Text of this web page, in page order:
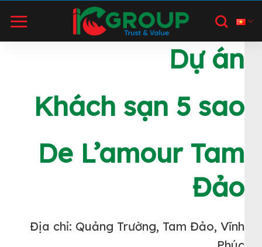
qua
Dự án
Khách sạn 5 sao
De L’amour Tam
Đảo
Địa chỉ: Quảng Trường, Tam Đảo, Vĩnh